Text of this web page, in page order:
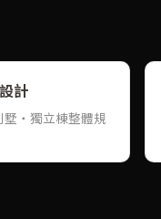
計
墅・獨立棟整體規